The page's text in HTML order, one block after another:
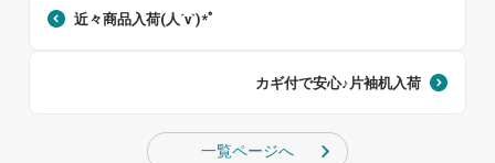
近々商品入荷(人´v`)*ﾟ
カギ付で安心♪片袖机入荷
一覧ページへ